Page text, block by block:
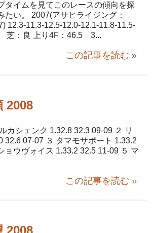
タイムを見てこのレースの傾向を探
たい。 2007(アサヒライジング：
12.3-11.3-12.5-12.0-12.1-11.8-11.5-
芝：良 上り4F：46.5 3...
この記事を読む »
2008
カシェンク 1.32.8 32.3 09-09 ２ リ
32.6 07-07 ３ タマモサポート 1.33.2
ョウヴォイス 1.33.2 32.5 11-09 ５ マ
この記事を読む »